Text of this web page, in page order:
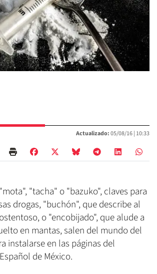
Actualizado:05/08/16 | 10:33
"tacha" o "bazuko", claves para
drogas, "buchón", que describe al
o "encobijado", que alude a
en mantas, salen del mundo del
instalarse en las páginas del
de México.